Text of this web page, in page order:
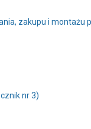
zakupu i montażu
nr 3)